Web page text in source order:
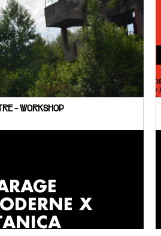
- WORKSHOP
X